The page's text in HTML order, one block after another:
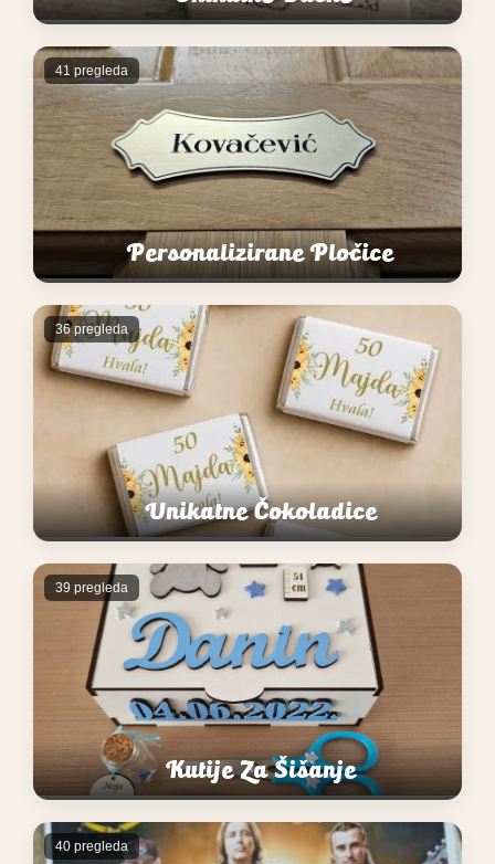
41 pregleda
Personalizirane Pločice
36 pregleda
Unikatne Čokoladice
39 pregleda
Kutije Za Šišanje
40 pregleda